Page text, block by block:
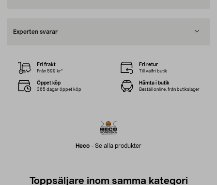
Experten svarar
Heco - Se alla produkter
Fri frakt
Från 599 kr*
Fri retur
Till valfri butik
Öppet köp
365 dagar öppet köp
Hämta i butik
Beställ online, från butikslager
Toppsäljare inom samma kategori